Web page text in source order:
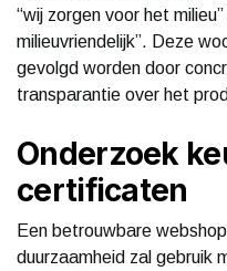
“wij zorgen voor het
milieuvriendelijk”. Deze
gevolgd worden door
transparantie over het
Onderzoek
certificaten
Een betrouwbare
duurzaamheid zal gebruik